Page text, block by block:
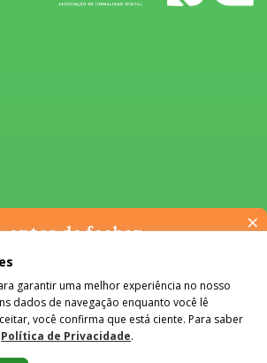
Kit Conteúdo de marca Colaboradores Fale Conosco
Máquina - Todos os Direitos Reservados 2026
é licenciado em Creative Commons e pode
garantir uma melhor experiência no nosso
dados de navegação enquanto você lê
você confirma que está ciente. Para saber
Política de Privacidade.
×
antes de fechar…
de manter-se informado(a). Quer ter
especiais? Receba a nossa newsletter.
É de graça :)